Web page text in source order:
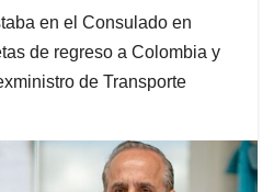
en el Consulado en
de regreso a Colombia y
de Transporte